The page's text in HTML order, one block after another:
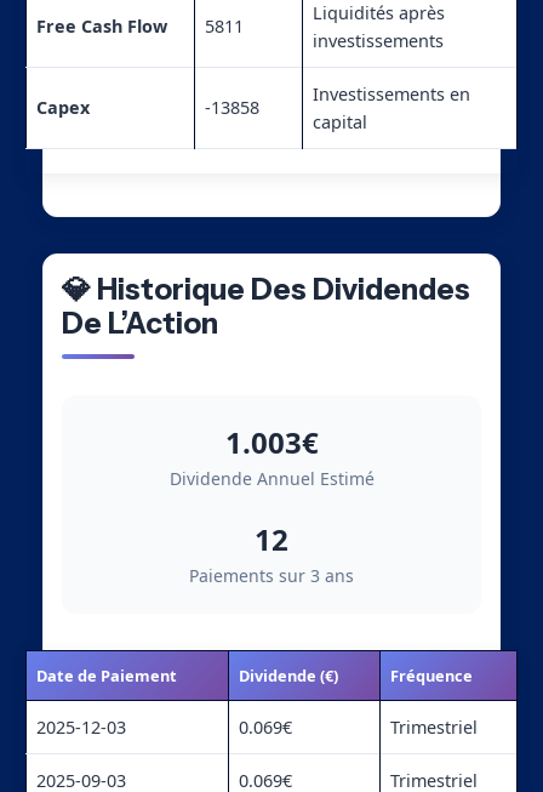
Free Cash Flow 5811
Liquidités après
investissements
Capex -13858
Investissements en
capital
💎 Historique Des Dividendes
De L’Action
1.003€
Dividende Annuel Estimé
12
Paiements sur 3 ans
Date de Paiement Dividende (€) Fréquence
2025-12-03 0.069€ Trimestriel
2025-09-03 0.069€ Trimestriel